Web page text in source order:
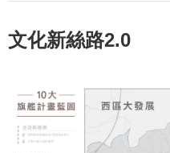
品
牌
識
嘉
義
文化新絲路2.0